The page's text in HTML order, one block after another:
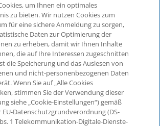
Rechtsanwaltsgesellschaft mbH,
KPMG AG
einer
nach deutschem Recht und ein
KPMG-Organisation
die KPMG International
English Company Limited by
sind. Alle Rechte
weitere Einzelheiten über die Struktur
von KPMG besuchen Sie
um Ihnen ein optimales
zu bieten. Wir nutzen Cookies zum
für eine sichere Anmeldung zu sorgen,
Daten zur Optimierung der
zu erheben, damit wir Ihnen Inhalte
die auf Ihre Interessen zugeschnitten
die Speicherung und das Auslesen von
und nicht-personenbezogenen Daten
Wenn Sie auf „Alle Cookies
stimmen Sie der Verwendung dieser
siehe „Cookie-Einstellungen“) gemäß
EU-Datenschutzgrundverordnung (DS-
1 Telekommunikation-Digitale-Dienste-